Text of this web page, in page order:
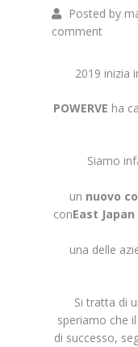
Posted by
comment
2019 inizia
POWERVE ha
Siamo
un nuovo
conEast
una delle
Si tratta di
speriamo che
di successo,